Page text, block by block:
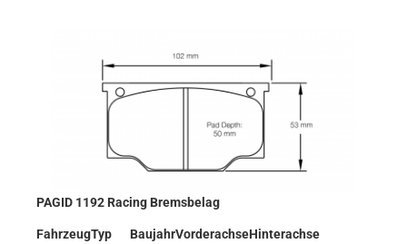
PAGID 1192 Racing Bremsbelag
FahrzeugTyp BaujahrVorderachseHinterachse